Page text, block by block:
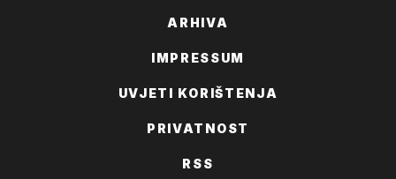
ARHIVA
IMPRESSUM
UVJETI KORIŠTENJA
PRIVATNOST
RSS